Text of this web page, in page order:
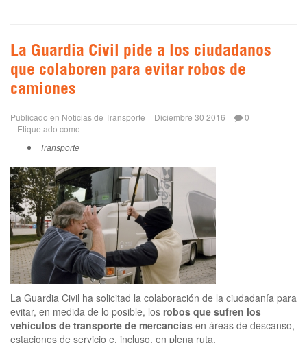
La Guardia Civil pide a los ciudadanos
que colaboren para evitar robos de
camiones
Publicado en Noticias de Transporte Diciembre 30 2016
0
Etiquetado como
Transporte
La Guardia Civil ha solicitad la colaboración de la ciudadanía para
evitar, en medida de lo posible, los robos que sufren los
vehículos de transporte de mercancías en áreas de descanso,
estaciones de servicio e, incluso, en plena ruta.